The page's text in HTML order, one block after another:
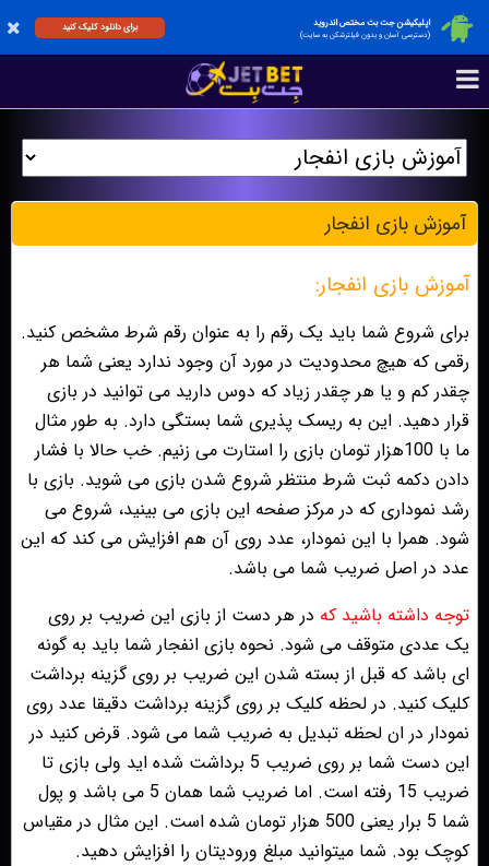
اپلیکیشن جت بت مختص اندروید
(دسترسی آسان و بدون فیلترشکن به سایت)
برای دانلود کلیک کنید
آموزش بازی انفجار
آموزش بازی انفجار:
برای شروع شما باید یک رقم را به عنوان رقم شرط مشخص کنید.
رقمی که هیچ محدودیت در مورد آن وجود ندارد یعنی شما هر
چقدر کم و یا هر چقدر زیاد که دوس دارید می توانید در بازی
قرار دهید. این به ریسک پذیری شما بستگی دارد. به طور مثال
ما با 100هزار تومان بازی را استارت می زنیم. خب حالا با فشار
دادن دکمه ثبت شرط منتظر شروع شدن بازی می شوید. بازی با
رشد نموداری که در مرکز صفحه این بازی می بینید، شروع می
شود. همرا با این نمودار، عدد روی آن هم افزایش می کند که این
عدد در اصل ضریب شما می باشد.
توجه داشته باشید که در هر دست از بازی این ضریب بر روی
یک عددی متوقف می شود. نحوه بازی انفجار شما باید به گونه
ای باشد که قبل از بسته شدن این ضریب بر روی گزینه برداشت
کلیک کنید. در لحظه کلیک بر روی گزینه برداشت دقیقا عدد روی
نمودار در ان لحظه تبدیل به ضریب شما می شود. قرض کنید در
این دست شما بر روی ضریب 5 برداشت شده اید ولی بازی تا
ضریب 15 رفته است. اما ضریب شما همان 5 می باشد و پول
شما 5 برار یعنی 500 هزار تومان شده است. این مثال در مقیاس
کوچک بود. شما میتوانید مبلغ ورودیتان را افزایش دهید.